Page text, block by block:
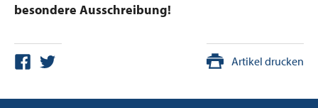
besondere Ausschreibung!
Artikel drucken